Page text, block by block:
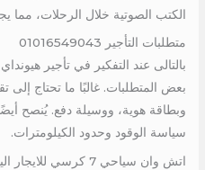
الكتب الصوتية خلال الرحلات، مما
متطلبات التأجير 01016549043
بالتالى عند التفكير في تأجير
بعض المتطلبات. غالبًا ما تحتاج إلى
وبطاقة هوية، ووسيلة دفع. يُنصح
سياسة الوقود وحدود الكيلومترات.
اتش وان سياحي 7 كرسي للايجار اليومى 01016549043